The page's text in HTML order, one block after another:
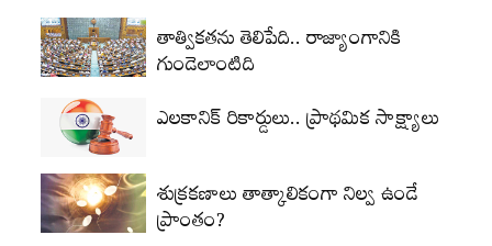
తాత్వికతను తెలిపేది.. రాజ్యాంగానికి
గుండెలాంటిది
ఎలకానిక్‌ రికార్డులు.. ప్రాథమిక సాక్ష్యాలు
శుక్రకణాలు తాత్కాలికంగా నిల్వ ఉండే
ప్రాంతం?